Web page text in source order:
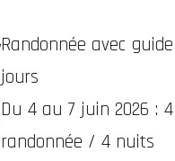
Randonnée avec
jours
Du 4 au 7 juin 2026 :
randonnée / 4 nuits